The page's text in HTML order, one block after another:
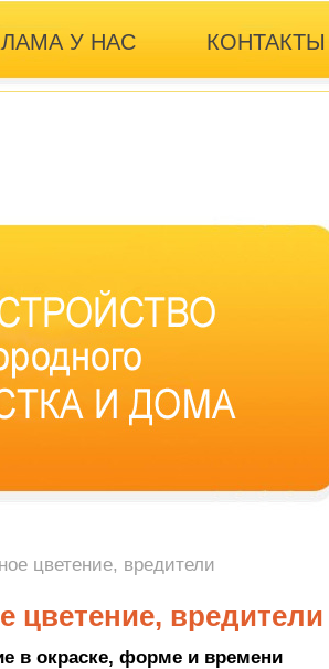
У НАС КОНТАКТЫ
цветение, вредители
цветение, вредители
в окраске, форме и времени